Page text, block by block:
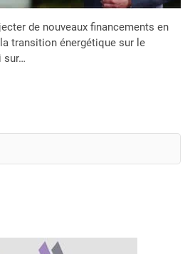
de nouveaux financements en
transition énergétique sur le
sur…